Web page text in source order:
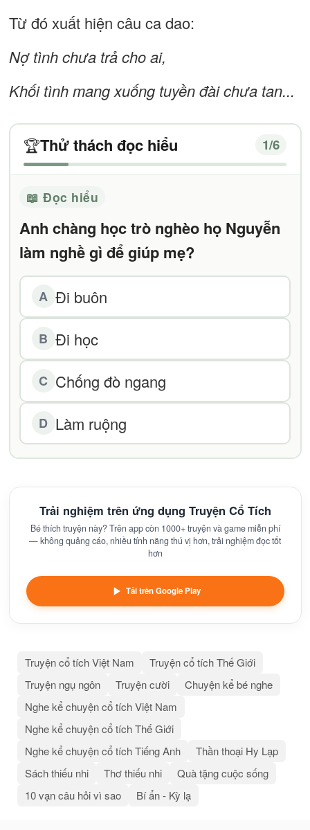
Từ đó xuất hiện câu ca dao:
Nợ tình chưa trả cho ai,
Khối tình mang xuống tuyền đài chưa tan...
🏆Thử thách đọc hiểu 1/6
📖 Đọc hiểu
Anh chàng học trò nghèo họ Nguyễn
làm nghề gì để giúp mẹ?
A Đi buôn
B Đi học
C Chống đò ngang
D Làm ruộng
Trải nghiệm trên ứng dụng Truyện Cổ Tích
Bé thích truyện này? Trên app còn 1000+ truyện và game miễn phí
— không quảng cáo, nhiều tính năng thú vị hơn, trải nghiệm đọc tốt
hơn
Tải trên Google Play
Truyện cổ tích Việt Nam
Truyện cổ tích Thế Giới
Truyện ngụ ngôn
Truyện cười
Chuyện kể bé nghe
Nghe kể chuyện cổ tích Việt Nam
Nghe kể chuyện cổ tích Thế Giới
Nghe kể chuyện cổ tích Tiếng Anh
Thần thoại Hy Lạp
Sách thiếu nhi
Thơ thiếu nhi
Quà tặng cuộc sống
10 vạn câu hỏi vì sao
Bí ẩn - Kỳ lạ